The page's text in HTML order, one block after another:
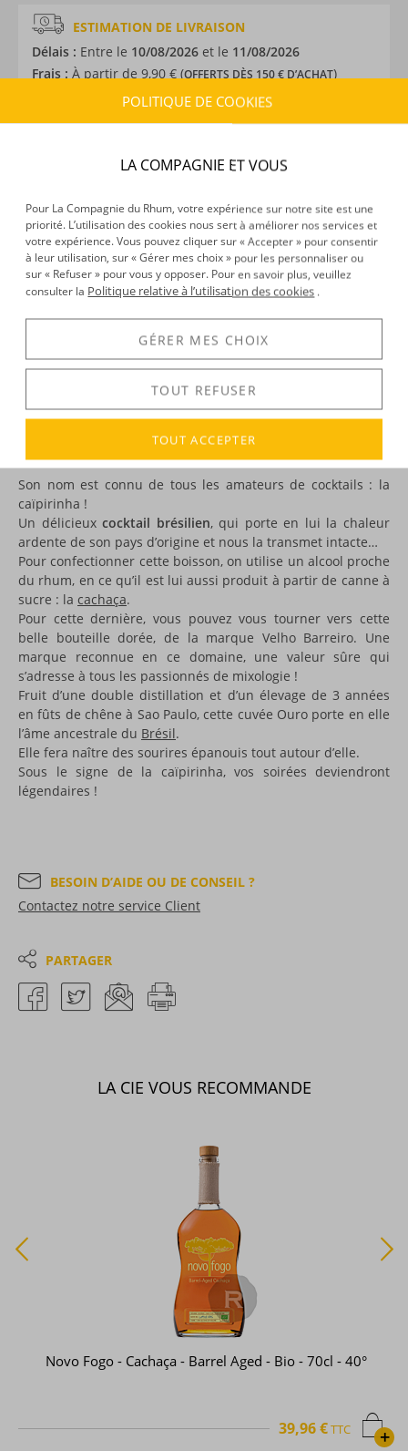
ESTIMATION DE LIVRAISON
Délais : Entre le 10/08/2026 et le 11/08/2026
Frais : À partir de 9,90 € (OFFERTS DÈS 150 € D’ACHAT)
Cachaça
Distillation :Colonne
Environnement de vieillissement :Tropical
Volume :70CL
Degré :39°
Voir tous les produits :Velho Barreiro
Son nom est connu de tous les amateurs de cocktails : la
caïpirinha !
Un délicieuxcocktail brésilien, qui porte en lui la chaleur
ardente de son pays d’origine et nous la transmet intacte…
Pour confectionner cette boisson, on utilise un alcool proche
du rhum, en ce qu’il est lui aussi produit à partir de canne à
sucre : la cachaça.
Pour cette dernière, vous pouvez vous tourner vers cette
belle bouteille dorée, de la marque Velho Barreiro. Une
marque reconnue en ce domaine, une valeur sûre qui
s’adresse à tous les passionnés de mixologie !
Fruit d’une double distillation et d’un élevage de 3 années
en fûts de chêne à Sao Paulo, cette cuvée Ouro porte en elle
l’âme ancestrale du Brésil.
Elle fera naître des sourires épanouis tout autour d’elle.
Sous le signe de la caïpirinha, vos soirées deviendront
légendaires !
BESOIN D’AIDE OU DE CONSEIL ?
Contactez notre service Client
PARTAGER
LA CIE VOUS RECOMMANDE
Novo Fogo - Cachaça - Barrel Aged - Bio - 70cl - 40°
+
39,96 €TTC
POLITIQUE DE COOKIES
LA COMPAGNIE ET VOUS
Pour La Compagnie du Rhum, votre expérience sur notre site est une
priorité. L’utilisation des cookies nous sert à améliorer nos services et
votre expérience. Vous pouvez cliquer sur « Accepter » pour consentir
à leur utilisation, sur « Gérer mes choix » pour les personnaliser ou
sur « Refuser » pour vous y opposer. Pour en savoir plus, veuillez
consulter la Politique relative à l’utilisation des cookies .
GÉRER MES CHOIX
TOUT REFUSER
TOUT ACCEPTER